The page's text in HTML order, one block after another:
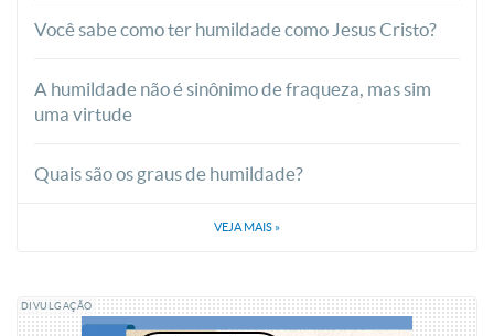
Você sabe como ter humildade como Jesus Cristo?
A humildade não é sinônimo de fraqueza, mas sim
uma virtude
Quais são os graus de humildade?
VEJA MAIS »
DIVULGAÇÃO